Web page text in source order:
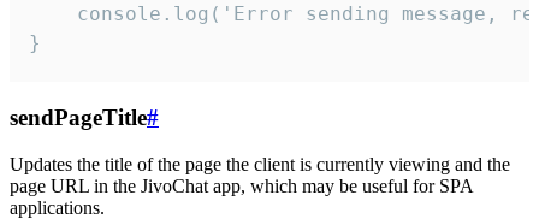
console.log('Error sending message,
}
sendPageTitle#
Updates the title of the page the client is currently viewing and the
page URL in the JivoChat app, which may be useful for SPA
applications.